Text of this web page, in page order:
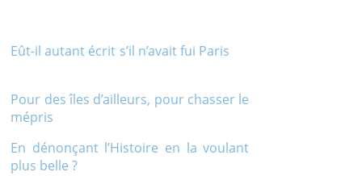
Eût-il autant écrit s’il n’avait fui Paris
Pour des îles d’ailleurs, pour chasser le
mépris
En dénonçant l’Histoire en la voulant
plus belle ?